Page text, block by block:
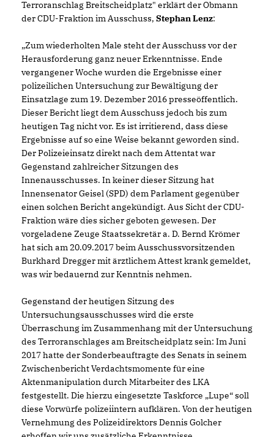
Terroranschlag Breitscheidplatz" erklärt der Obmann
der CDU-Fraktion im Ausschuss, Stephan Lenz:
Zum wiederholten Male steht der Ausschuss vor der
Herausforderung ganz neuer Erkenntnisse. Ende
vergangener Woche wurden die Ergebnisse einer
polizeilichen Untersuchung zur Bewältigung der
Einsatzlage zum 19. Dezember 2016 presseöffentlich.
Dieser Bericht liegt dem Ausschuss jedoch bis zum
heutigen Tag nicht vor. Es ist irritierend, dass diese
Ergebnisse auf so eine Weise bekannt geworden sind.
Der Polizeieinsatz direkt nach dem Attentat war
Gegenstand zahlreicher Sitzungen des
Innenausschusses. In keiner dieser Sitzung hat
Innensenator Geisel (SPD) dem Parlament gegenüber
einen solchen Bericht angekündigt. Aus Sicht der CDU-
Fraktion wäre dies sicher geboten gewesen. Der
vorgeladene Zeuge Staatssekretär a. D. Bernd Krömer
hat sich am 20.09.2017 beim Ausschussvorsitzenden
Burkhard Dregger mit ärztlichem Attest krank gemeldet,
was wir bedauernd zur Kenntnis nehmen.
Gegenstand der heutigen Sitzung des
Untersuchungsausschusses wird die erste
Überraschung im Zusammenhang mit der Untersuchung
des Terroranschlages am Breitscheidplatz sein: Im Juni
2017 hatte der Sonderbeauftragte des Senats in seinem
Zwischenbericht Verdachtsmomente für eine
Aktenmanipulation durch Mitarbeiter des LKA
festgestellt. Die hierzu eingesetzte Taskforce „Lupe“ soll
diese Vorwürfe polizeiintern aufklären. Von der heutigen
Vernehmung des Polizeidirektors Dennis Golcher